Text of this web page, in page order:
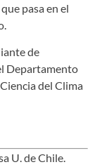
pasa en el
de
Departamento
del Clima
U. de Chile.